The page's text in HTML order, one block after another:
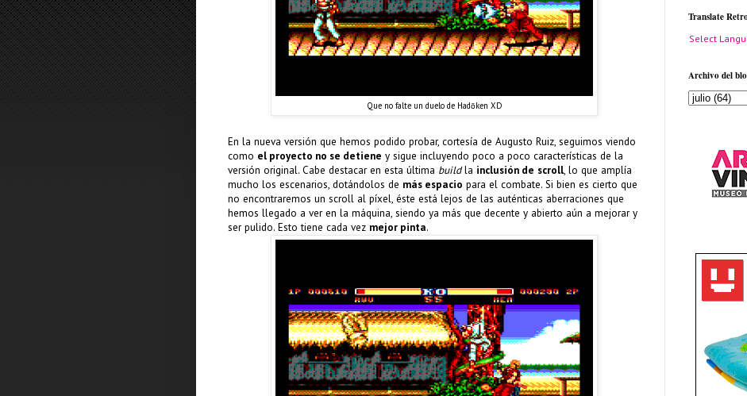
Que no falte un duelo de Hadōken XD
En la nueva versión que hemos podido probar, cortesía de Augusto Ruiz, seguimos viendo
como el proyecto no se detiene y sigue incluyendo poco a poco características de la
versión original. Cabe destacar en esta última buildla inclusión de scroll, lo que amplía
mucho los escenarios, dotándolos de más espacio para el combate. Si bien es cierto que
no encontraremos un scroll al píxel, éste está lejos de las auténticas aberraciones que
hemos llegado a ver en la máquina, siendo ya más que decente y abierto aún a mejorar y
ser pulido. Esto tiene cada vez mejor pinta.
Translate
Select
Archivo del